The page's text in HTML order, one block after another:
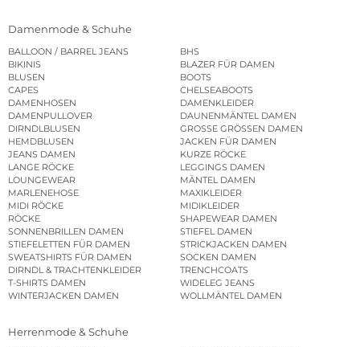
Damenmode & Schuhe
BALLOON / BARREL JEANS
BHS
BIKINIS
BLAZER FÜR DAMEN
BLUSEN
BOOTS
CAPES
CHELSEABOOTS
DAMENHOSEN
DAMENKLEIDER
DAMENPULLOVER
DAUNENMÄNTEL DAMEN
DIRNDLBLUSEN
GROSSE GRÖSSEN DAMEN
HEMDBLUSEN
JACKEN FÜR DAMEN
JEANS DAMEN
KURZE RÖCKE
LANGE RÖCKE
LEGGINGS DAMEN
LOUNGEWEAR
MÄNTEL DAMEN
MARLENEHOSE
MAXIKLEIDER
MIDI RÖCKE
MIDIKLEIDER
RÖCKE
SHAPEWEAR DAMEN
SONNENBRILLEN DAMEN
STIEFEL DAMEN
STIEFELETTEN FÜR DAMEN
STRICKJACKEN DAMEN
SWEATSHIRTS FÜR DAMEN
SOCKEN DAMEN
DIRNDL & TRACHTENKLEIDER
TRENCHCOATS
T-SHIRTS DAMEN
WIDELEG JEANS
WINTERJACKEN DAMEN
WOLLMÄNTEL DAMEN
Herrenmode & Schuhe